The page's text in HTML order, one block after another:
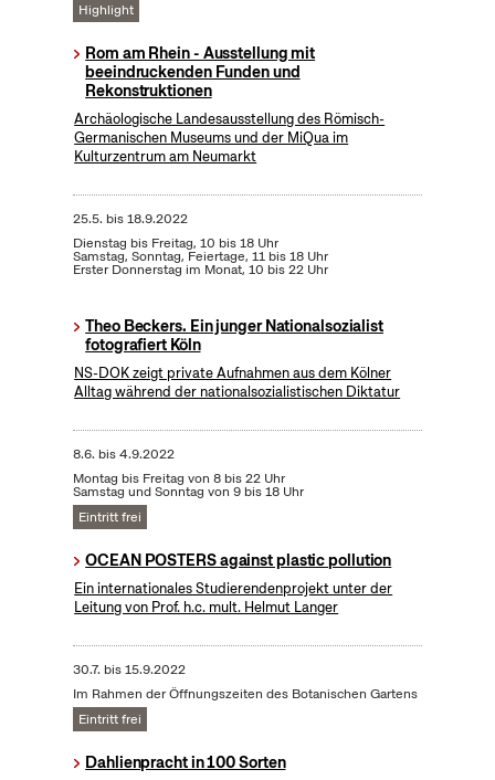
Highlight
Rom am Rhein - Ausstellung mit
beeindruckenden Funden und
Rekonstruktionen
Archäologische Landesausstellung des Römisch-
Germanischen Museums und der MiQua im
Kulturzentrum am Neumarkt
25.5. bis18.9.2022
Dienstag bis Freitag, 10 bis 18 Uhr
Samstag, Sonntag, Feiertage, 11 bis 18 Uhr
Erster Donnerstag im Monat, 10 bis 22 Uhr
Theo Beckers. Ein junger Nationalsozialist
fotografiert Köln
NS-DOK zeigt private Aufnahmen aus dem Kölner
Alltag während der nationalsozialistischen Diktatur
8.6. bis4.9.2022
Montag bis Freitag von 8 bis 22 Uhr
Samstag und Sonntag von 9 bis 18 Uhr
Eintritt frei
OCEAN POSTERS against plastic pollution
Ein internationales Studierendenprojekt unter der
Leitung von Prof. h.c. mult. Helmut Langer
30.7. bis15.9.2022
Im Rahmen der Öffnungszeiten des Botanischen Gartens
Eintritt frei
Dahlienpracht in 100 Sorten